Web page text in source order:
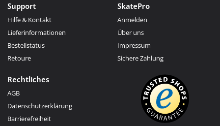
Support
Hilfe & Kontakt
Lieferinformationen
Bestellstatus
Retoure
SkatePro
Anmelden
Über uns
Impressum
Sichere Zahlung
Rechtliches
AGB
Datenschutzerklärung
Barrierefreiheit